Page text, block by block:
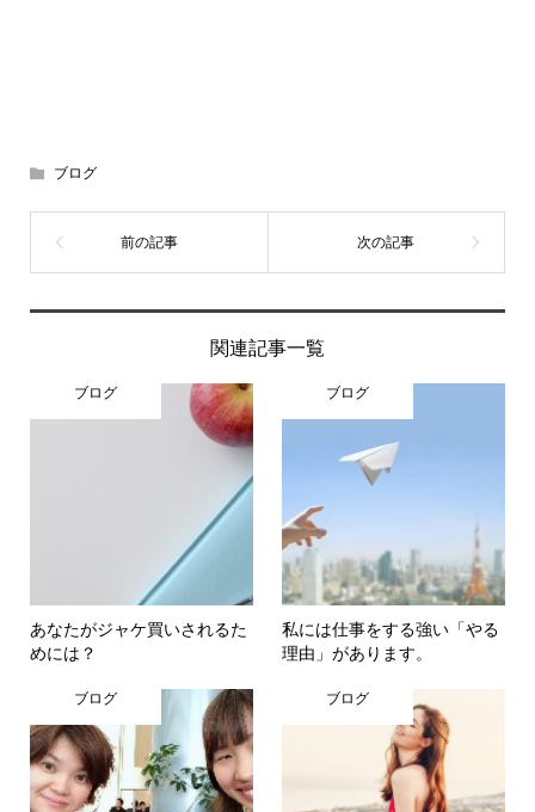
ブログ
関連記事一覧
ブログ
あなたがジャケ買いされるた
めには？
ブログ
私には仕事をする強い「やる
理由」があります。
ブログ ブログ